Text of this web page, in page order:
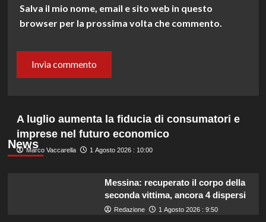
Salva il mio nome, email e sito web in questo
browser per la prossima volta che commento.
News
A luglio aumenta la fiducia di consumatori e
imprese nel futuro economico
Marco Vaccarella 1 Agosto 2026 : 10:00
Messina: recuperato il corpo della
seconda vittima, ancora 4 dispersi
Redazione 1 Agosto 2026 : 9:50